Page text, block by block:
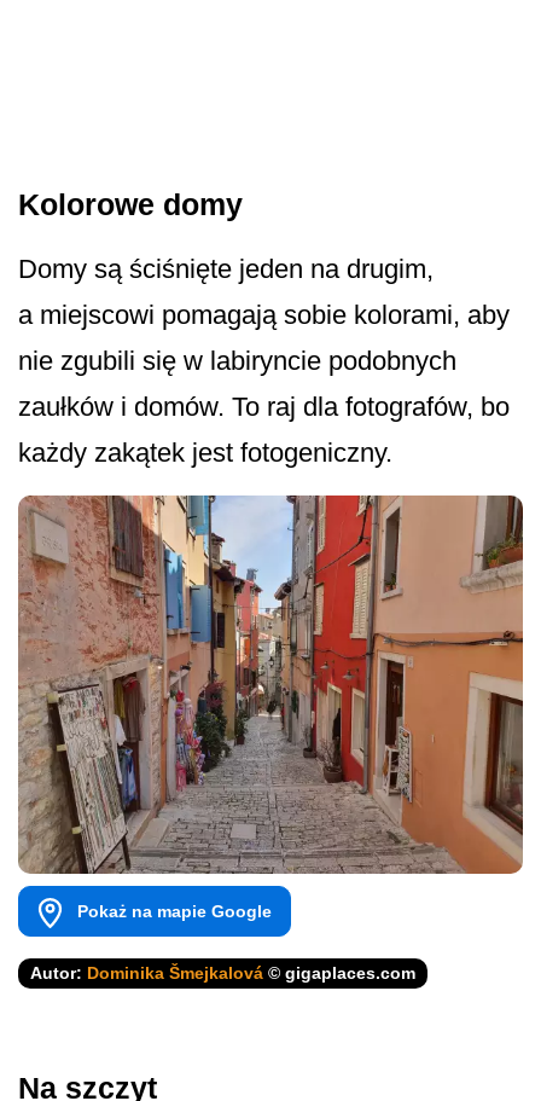
Kolorowe domy
Domy są ściśnięte jeden na drugim,
a miejscowi pomagają sobie kolorami, aby
nie zgubili się w labiryncie podobnych
zaułków i domów. To raj dla fotografów, bo
każdy zakątek jest fotogeniczny.
Pokaż na mapie Google
Autor: Dominika Šmejkalová © gigaplaces.com
Na szczyt